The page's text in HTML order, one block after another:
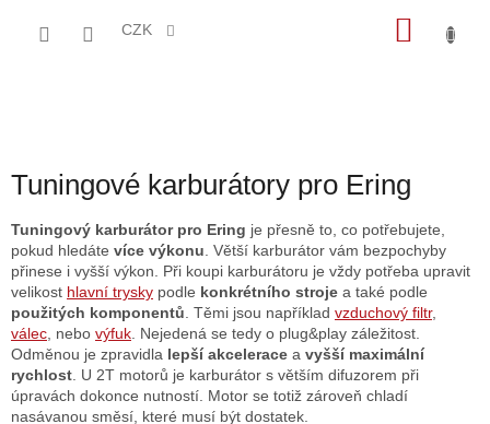
CZK
Tuningové karburátory pro Ering
Tuningový karburátor pro Ering je přesně to, co potřebujete,
pokud hledáte více výkonu . Větší karburátor vám bezpochyby
přinese i vyšší výkon. Při koupi karburátoru je vždy potřeba upravit
velikost hlavní trysky podle konkrétního stroje a také podle
použitých komponentů . Těmi jsou například vzduchový filtr,
válec , nebo výfuk . Nejedená se tedy o plug&play záležitost.
Odměnou je zpravidla lepší akcelerace a vyšší maximální
rychlost . U 2T motorů je karburátor s větším difuzorem při
úpravách dokonce nutností. Motor se totiž zároveň chladí
nasávanou směsí, které musí být dostatek.